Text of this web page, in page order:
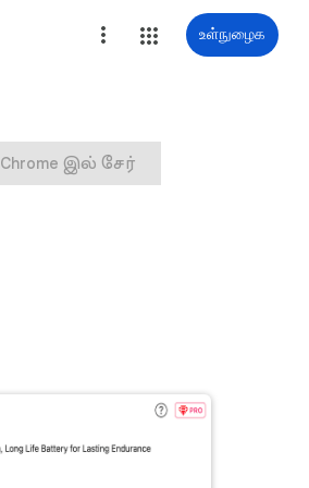
உள்நுழைக
Chrome இல் சேர்